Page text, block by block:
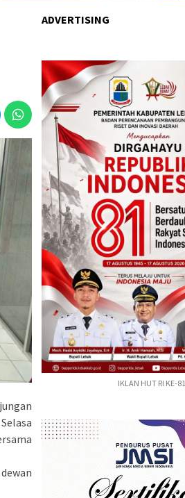
ADVERTISING
IKLAN HUT RI KE-